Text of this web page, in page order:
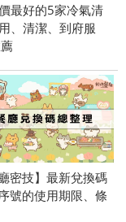
最好的5家冷氣清
、清潔、到府服
密技】最新兌換碼
號的使用期限、條